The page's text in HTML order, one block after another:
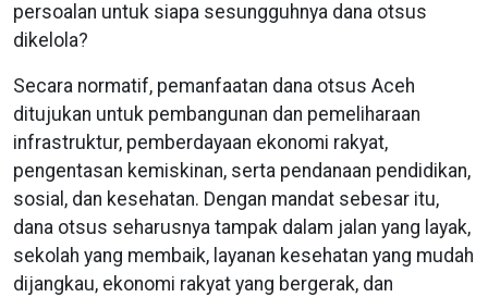
persoalan untuk siapa sesungguhnya dana otsus
dikelola?
Secara normatif, pemanfaatan dana otsus Aceh
ditujukan untuk pembangunan dan pemeliharaan
infrastruktur, pemberdayaan ekonomi rakyat,
pengentasan kemiskinan, serta pendanaan pendidikan,
sosial, dan kesehatan. Dengan mandat sebesar itu,
dana otsus seharusnya tampak dalam jalan yang layak,
sekolah yang membaik, layanan kesehatan yang mudah
dijangkau, ekonomi rakyat yang bergerak, dan